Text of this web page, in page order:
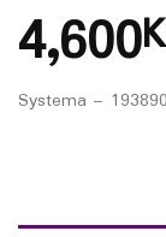
4,600
Systema – 193890